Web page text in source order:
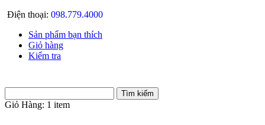
Điện thoại: 098.779.4000
Sản phẩm bạn thích
Giỏ hàng
Kiểm tra
Giỏ Hàng: 1 item